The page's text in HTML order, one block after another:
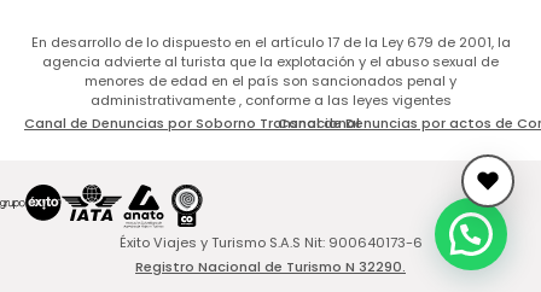
En desarrollo de lo dispuesto en el artículo 17 de la Ley 679 de 2001, la
agencia advierte al turista que la explotación y el abuso sexual de
menores de edad en el país son sancionados penal y
administrativamente , conforme a las leyes vigentes
Canal de Denuncias por Soborno TransnacionalCanal de Denuncias por actos de
Éxito Viajes y Turismo S.A.S Nit: 900640173-6
Registro Nacional de Turismo N 32290.